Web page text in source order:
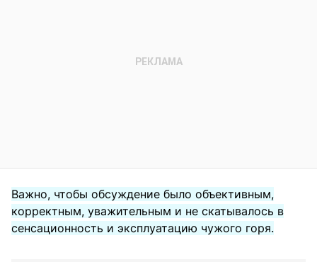
Важно, чтобы обсуждение было объективным,
корректным, уважительным и не скатывалось в
сенсационность и эксплуатацию чужого горя.